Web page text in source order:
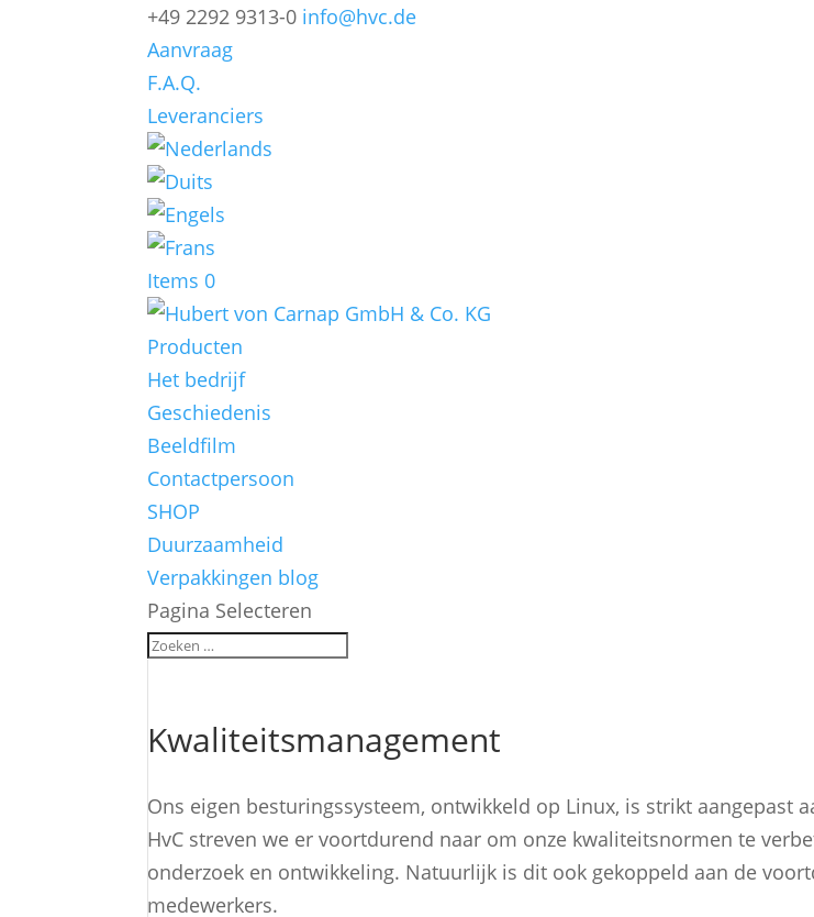
+49 2292 9313-0 info@hvc.de
Aanvraag
F.A.Q.
Leveranciers
Items 0
Producten
Het bedrijf
Geschiedenis
Beeldfilm
Contactpersoon
SHOP
Duurzaamheid
Verpakkingen blog
Pagina Selecteren
Kwaliteitsmanagement
Ons eigen besturingssysteem, ontwikkeld op Linux, is strikt aangepast
HvC streven we er voortdurend naar om onze kwaliteitsnormen te
onderzoek en ontwikkeling. Natuurlijk is dit ook gekoppeld aan de
medewerkers.